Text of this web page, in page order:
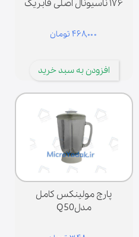
۱۷۶ ناسیونال اصلی فابریک
۴۶۸,۰۰۰ تومان
افزودن به سبد خرید
پارچ مولینکس کامل
مدلQ50